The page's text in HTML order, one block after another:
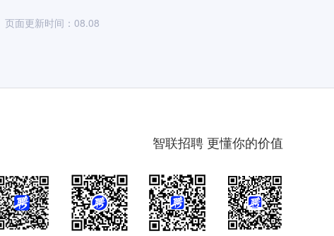
页面更新时间：08.08
智联招聘 更懂你的价值